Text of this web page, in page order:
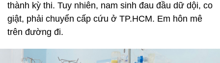
thành kỳ thi. Tuy nhiên, nam sinh đau đầu dữ dội, co
giật, phải chuyển cấp cứu ở TP.HCM. Em hôn mê
trên đường đi.